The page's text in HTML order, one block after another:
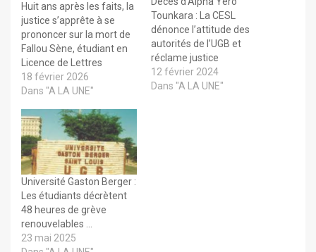
Huit ans après les faits, la
justice s’apprête à se
prononcer sur la mort de
Fallou Sène, étudiant en
Licence de Lettres
modernes à l’Université
Gaston-Berger (UGB) de
de la République près le
tribunal de grande
instance hors classe de
Dakar a annoncé, hier
mardi, que le…
18 février 2026
Dans "A LA UNE"
Tounkara : La CESL
dénonce l’attitude des
autorités de l’UGB et
réclame justice
12 février 2024
Dans "A LA UNE"
Université Gaston Berger :
Les étudiants décrètent
48 heures de grève
renouvelables …
23 mai 2025